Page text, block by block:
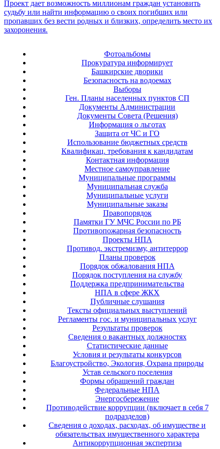
Фотоальбомы
Прокуратура информирует
Башкирские дворики
Безопасность на водоемах
Выборы
Ген. Планы населенных пунктов СП
Документы Администрации
Документы Совета (Решения)
Информация о льготах
Защита от ЧС и ГО
Использование бюджетных средств
Квалификац. требования к кандидатам
Контактная информация
Местное самоуправление
Муниципальные программы
Муниципальная служба
Муниципальные услуги
Муниципальные заказы
Правопорядок
Памятки ГУ МЧС России по РБ
Противопожарная безопасность
Проекты НПА
Противод. экстремизму, антитеррор
Планы проверок
Порядок обжалования НПА
Порядок поступления на службу
Поддержка предпринимательства
НПА в сфере ЖКХ
Публичные слушания
Тексты официальных выступлений
Регламенты гос. и муниципальных услуг
Результаты проверок
Сведения о вакантных должностях
Статистические данные
Условия и результаты конкурсов
Благоустройство, Экология, Охрана природы
Устав сельского поселения
Формы обращений граждан
Федеральные НПА
Энергосбережение
Противодействие коррупции (включает в себя 7
подразделов)
Сведения о доходах, расходах, об имуществе и
обязательствах имущественного характера
Антикоррупционная экспертиза